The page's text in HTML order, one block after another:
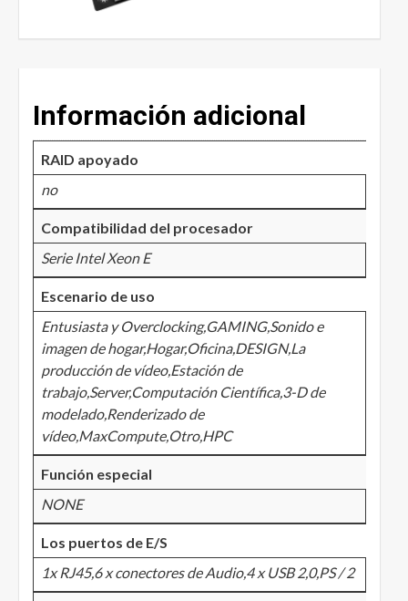
Información adicional
RAID apoyado
no
Compatibilidad del procesador
Serie Intel Xeon E
Escenario de uso
Entusiasta y Overclocking,GAMING,Sonido e
imagen de hogar,Hogar,Oficina,DESIGN,La
producción de vídeo,Estación de
trabajo,Server,Computación Científica,3-D de
modelado,Renderizado de
vídeo,MaxCompute,Otro,HPC
Función especial
NONE
Los puertos de E/S
1x RJ45,6 x conectores de Audio,4 x USB 2,0,PS / 2